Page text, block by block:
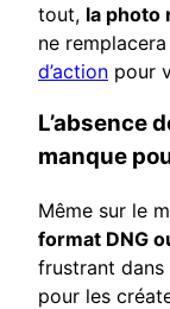
tout, la photo
ne
d’action pour
L’absence
manque
Même sur le
format DNG
frustrant dans
pour les